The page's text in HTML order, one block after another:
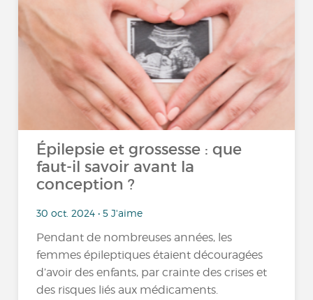
Épilepsie et grossesse : que
faut-il savoir avant la
conception ?
30 oct. 2024 • 5 J'aime
Pendant de nombreuses années, les
femmes épileptiques étaient découragées
d’avoir des enfants, par crainte des crises et
des risques liés aux médicaments.